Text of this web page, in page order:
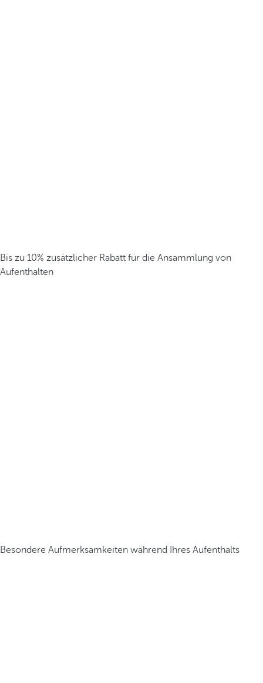
Bis zu 10% zusätzlicher Rabatt für die Ansammlung von
Aufenthalten
Besondere Aufmerksamkeiten während Ihres Aufenthalts